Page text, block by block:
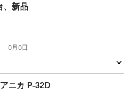
、新品
8月8日
電子ピアノ
ニカ P-32D